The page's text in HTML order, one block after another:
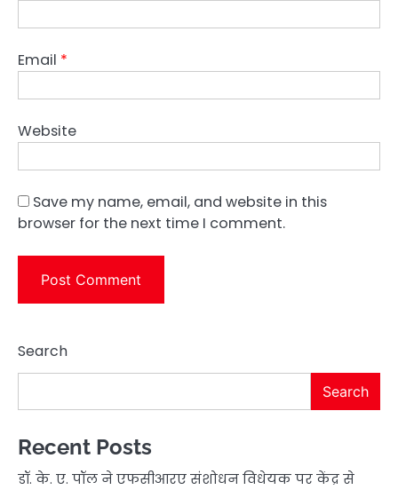
Email *
Website
Save my name, email, and website in this
browser for the next time I comment.
Search
Search
Recent Posts
डॉ. के. ए. पॉल ने एफसीआरए संशोधन विधेयक पर केंद्र से